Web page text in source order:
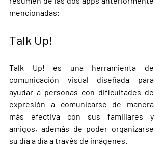
mencionadas:
Talk Up!
Talk Up! es una herramienta de
comunicación visual diseñada para
ayudar a personas con dificultades de
expresión a comunicarse de manera
más efectiva con sus familiares y
amigos, además de poder organizarse
su día a día a través de imágenes.